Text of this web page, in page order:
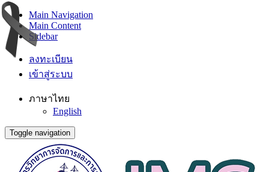
Main Navigation
Main Content
Sidebar
ลงทะเบียน
เข้าสู่ระบบ
ภาษาไทย
English
Toggle navigation